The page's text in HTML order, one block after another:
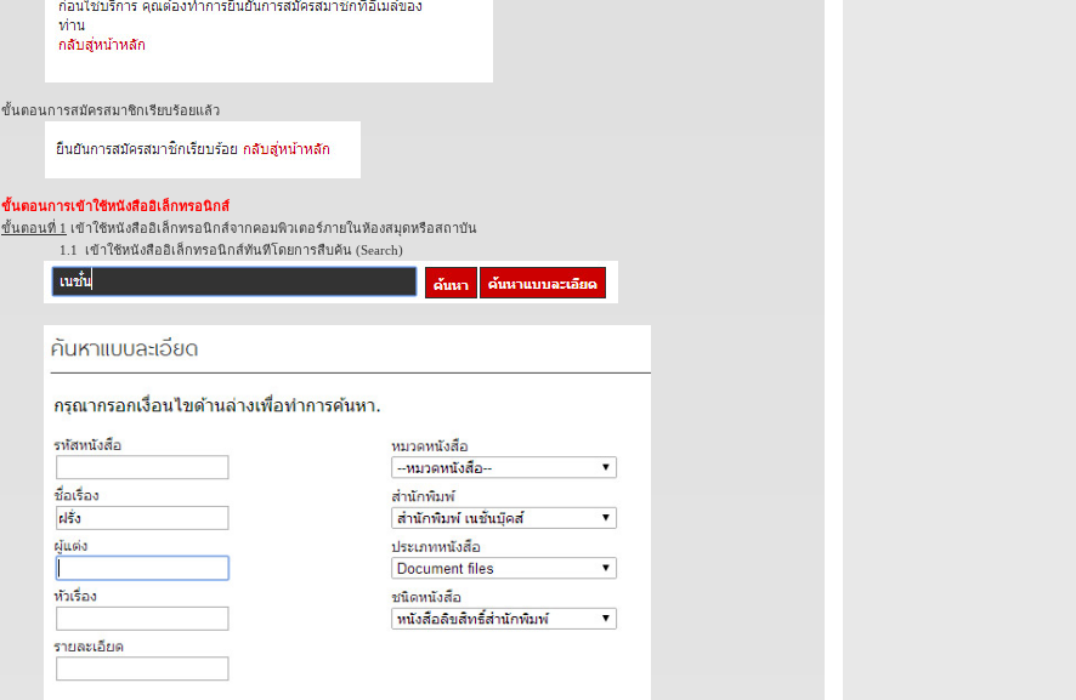
ขั้นตอนการสมัครสมาชิกเรียบร้อยแล้ว
ขั้นตอนการเข้าใช้หนังสืออิเล็กทรอนิกส์
ขั้นตอนที่ 1 เข้าใช้หนังสืออิเล็กทรอนิกส์จากคอมพิวเตอร์ภายในห้องสมุดหรือสถาบัน
1.1
เข้าใช้หนังสืออิเล็กทรอนิกส์ทันทีโดยการสืบค้น (Search)